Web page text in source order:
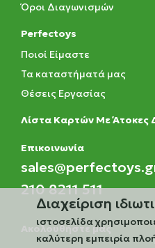
Όροι Διαγωνισμών
Perfectoys
Ποιοί Είμαστε
Τα καταστήματά μας
Θέσεις Εργασίας
Λίστα Καρτών Με Άτοκες
Eπικοινωνία
210 8211 511
Ακολουθήστε μας
Διαχείριση
ιστοσελίδα
καλύτερη εμπειρία